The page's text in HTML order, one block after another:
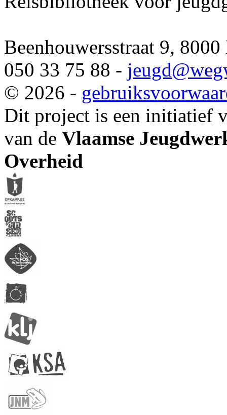
Beenhouwersstraat 9,
050 33 75 88 - jeugd
© 2026 -
Dit project is een initiatief
van de Vlaamse
Overheid